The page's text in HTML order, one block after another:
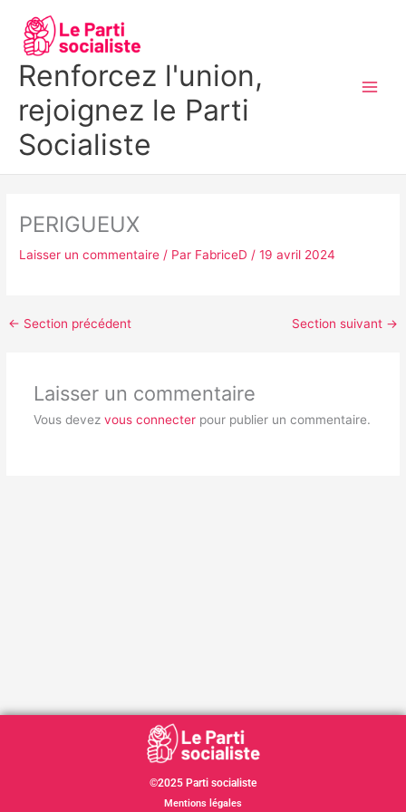
contenu
Renforcez l'union,
rejoignez le Parti
Socialiste
PERIGUEUX
Laisser un commentaire / Par FabriceD/19 avril 2024
← Section précédent Section suivant →
Laisser un commentaire
Vous devez vous connecterpour publier un commentaire.
©2025 Parti socialiste
Mentions légales